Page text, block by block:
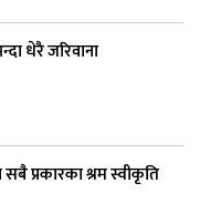
धेरै जरिवाना
प्रकारका श्रम स्वीकृति